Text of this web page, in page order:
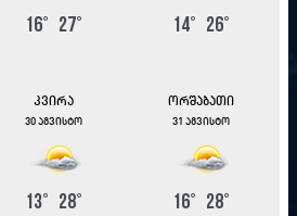
16° 27° 14° 26°
კვირა
30 აგვისტო
13° 28°
ორშაბათი
31 აგვისტო
16° 28°